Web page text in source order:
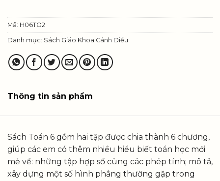
Mã: H06TO2
Danh mục: Sách Giáo Khoa Cánh Diều
Thông tin sản phẩm
Sách Toán 6 gồm hai tập được chia thành 6 chương,
giúp các em có thêm nhiều hiểu biết toán học mới
mẻ về: những tập hợp số cùng các phép tính; mô tả,
xây dựng một số hình phẳng thường gặp trong